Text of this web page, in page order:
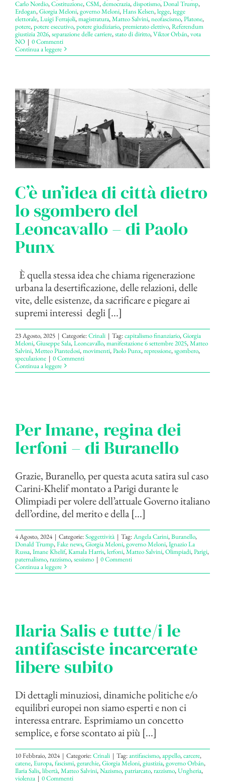
Carlo Nordio,Costituzione,CSM,democrazia,dispotismo,Donal Trump,
Erdogan,Giorgia Meloni,governo Meloni,Hans Kelsen,legge,legge
elettorale,Luigi Ferrajoli,magistratura,Matteo Salvini,neofascismo,Pla­tone,
potere,potere esecutivo,potere giudiziario,premierato elettivo,Referendum
giustizia 2026,separazione delle carriere,stato di diritto,Viktor Orbán,vota
NO | 0 Commenti
Continua a leggere
C’è un’idea di città dietro
lo sgombero del
Leoncavallo – di Paolo
Punx
È quella stessa idea che chiama rigenerazione
urbana la desertificazione, delle relazioni, delle
vite, delle esistenze, da sacrificare e piegare ai
supremi interessi degli [...]
23 Agosto, 2025 | Categorie:Crinali | Tag:capitalismo finanziario,Giorgia
Meloni,Giuseppe Sala,Leoncavallo,manifestazione 6 settembre 2025,Matteo
Salvini,Metteo Piantedosi,movimenti,Paolo Punx,repressione,sgombero,
speculazione | 0 Commenti
Continua a leggere
Per Imane, regina dei
lerfoni – di Buranello
Grazie, Buranello, per questa acuta satira sul caso
Carini-Khelif montato a Parigi durante le
Olimpiadi per volere dell’attuale Governo italiano
dell’ordine, del merito e della [...]
4 Agosto, 2024 | Categorie:Soggettività | Tag:Angela Carini,Buranello,
Donald Trump,Fake news,Giorgia Meloni,governo Meloni,Ignazio La
Russa,Imane Khelif,Kamala Harris,lerfoni,Matteo Salvini,Olimpiadi,Parigi,
paternalismo,razzismo,sessismo | 0 Commenti
Continua a leggere
Ilaria Salis e tutte/i le
antifasciste incarcerate
libere subito
Di dettagli minuziosi, dinamiche politiche e/o
equilibri europei non siamo esperti e non ci
interessa entrare. Esprimiamo un concetto
semplice, e forse scontato ai più [...]
10 Febbraio, 2024 | Categorie:Crinali | Tag:antifascismo,appello,carcere,
catene,Europa,fascismi,gerarchie,Giorgia Meloni,giustizia,governo Orbán,
Ilaria Salis,libertà,Matteo Salvini,Nazismo,patriarcato,razzismo,Ungheria,
violenza | 0 Commenti